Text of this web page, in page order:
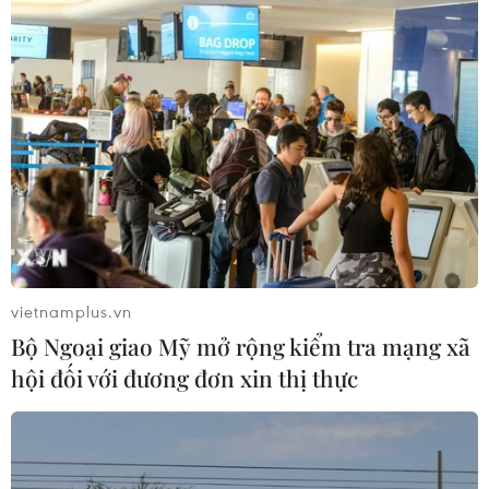
Mỹ siết chặt quyền công dân theo nơi
sinh, mở rộng chống “du lịch sinh
con”
06/08/2026 22:59
Bộ Ngoại giao Mỹ mở rộng kiểm tra
mạng xã hội đối với đương đơn xin
thị thực
06/08/2026 22:52
Chủ tịch Quốc hội Trần Thanh Mẫn
tiếp Đại sứ Hoa Kỳ Jennifer Wicks
06/08/2026 13:43
vietnamplus.vn
Bộ Ngoại giao Mỹ mở rộng kiểm tra mạng xã
hội đối với đương đơn xin thị thực